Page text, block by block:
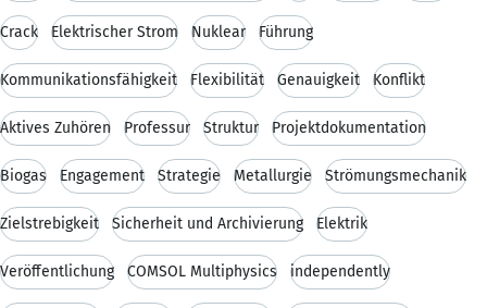
Crack Elektrischer Strom Nuklear Führung
Kommunikationsfähigkeit Flexibilität Genauigkeit Konflikt
Aktives Zuhören Professur Struktur Projektdokumentation
Biogas Engagement Strategie Metallurgie Strömungsmechanik
Zielstrebigkeit Sicherheit und Archivierung Elektrik
Veröffentlichung COMSOL Multiphysics independently